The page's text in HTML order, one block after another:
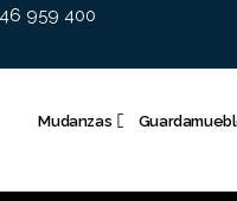
959 400
Mudanzas